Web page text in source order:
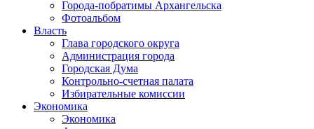
Города-побратимы Архангельска
Фотоальбом
Власть
Глава городского округа
Администрация города
Городская Дума
Контрольно-счетная палата
Избирательные комиссии
Экономика
Экономика